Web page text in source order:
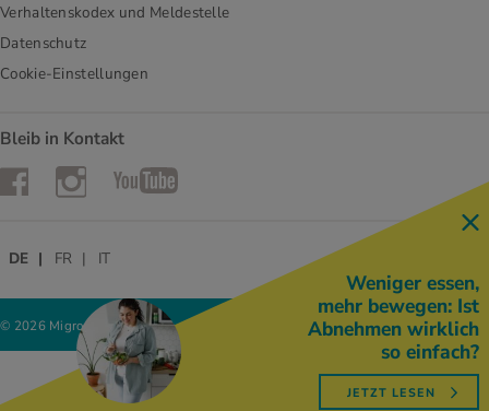
Verhaltenskodex und Meldestelle
Datenschutz
Cookie-Einstellungen
Bleib in Kontakt
FacebookInstagramYouTube
© 2026 Migros-Genossenschafts-Bund
DE FR IT
Weniger essen,
mehr bewegen: Ist
Abnehmen wirklich
so einfach?
JETZT LESEN